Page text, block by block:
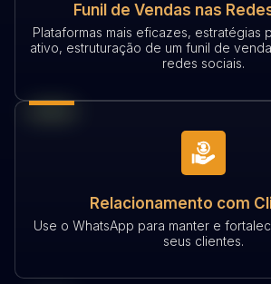
Funil de Vendas nas
Plataformas mais eficazes, estratégias
ativo, estruturação de um funil de
redes sociais.
Relacionamento com
Use o WhatsApp para manter e
seus clientes.